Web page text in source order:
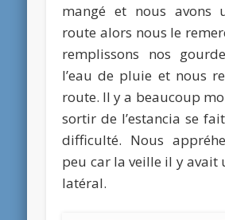
mangé et nous avons
route alors nous le
remplissons nos
l’eau de pluie et nous
route. Il y a beaucoup
sortir de l’estancia se
difficulté. Nous
peu car la veille il y avait
latéral.